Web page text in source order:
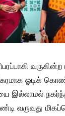
ஓடிக்
வருவது